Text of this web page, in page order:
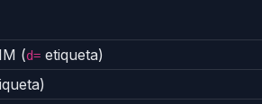
(d= etiqueta)